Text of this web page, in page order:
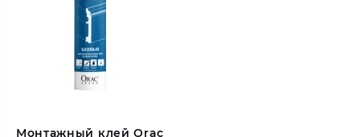
Монтажный клей Orac